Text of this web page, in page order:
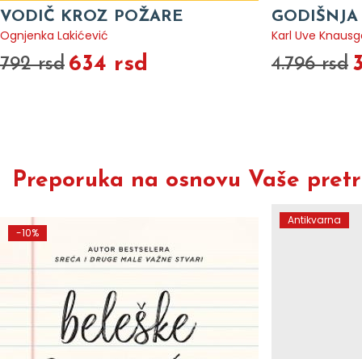
VODIČ KROZ POŽARE
Ognjenka Lakićević
792 rsd 634 rsd
Karl Uve
4.796 rsd
Preporuka na osnovu Vaše
-10%
Antikvarna